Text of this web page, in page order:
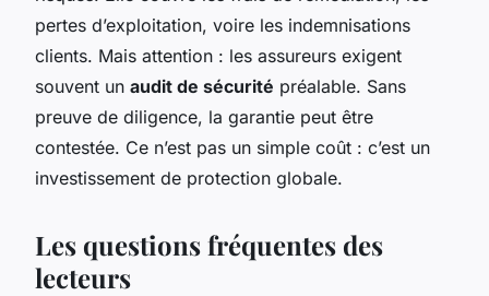
pertes d’exploitation, voire les indemnisations
clients. Mais attention : les assureurs exigent
souvent un audit de sécurité préalable. Sans
preuve de diligence, la garantie peut être
contestée. Ce n’est pas un simple coût : c’est un
investissement de protection globale.
Les questions fréquentes des
lecteurs